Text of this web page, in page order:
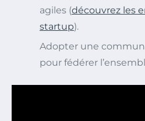
agiles (découvrez les
startup).
Adopter une
pour fédérer